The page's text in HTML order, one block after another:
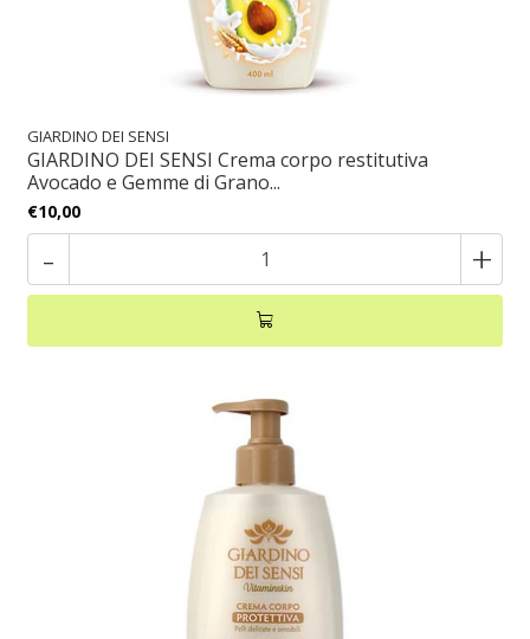
GIARDINO DEI SENSI
GIARDINO DEI SENSI Crema corpo restitutiva
Avocado e Gemme di Grano...
€10,00
- +